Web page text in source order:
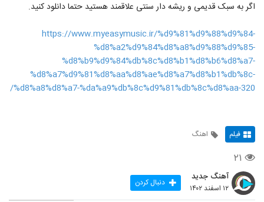
اگر به سبک قدیمی و ریشه دار سنتی علاقمند هستید حتما دانلود کنید.
https://www.myeasymusic.ir/%d9%81%d9%88%d9%84-
%d8%a2%d9%84%d8%a8%d9%88%d9%85-
%d8%b9%d9%84%db%8c%d8%b1%d8%b6%d8%a7-
%d8%a7%d9%81%d8%aa%d8%ae%d8%a7%d8%b1%db%8c-
%d8%a8%d8%a7-%da%a9%db%8c%d9%81%db%8c%d8%aa-320/
فیلم اهنگ
۲۱
آهنگ جدید
۱۲ اسفند ۱۴۰۲ دنبال کردن